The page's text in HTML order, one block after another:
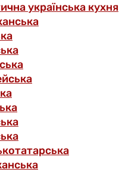
українська кухня